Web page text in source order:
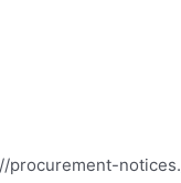
procurement-notices.